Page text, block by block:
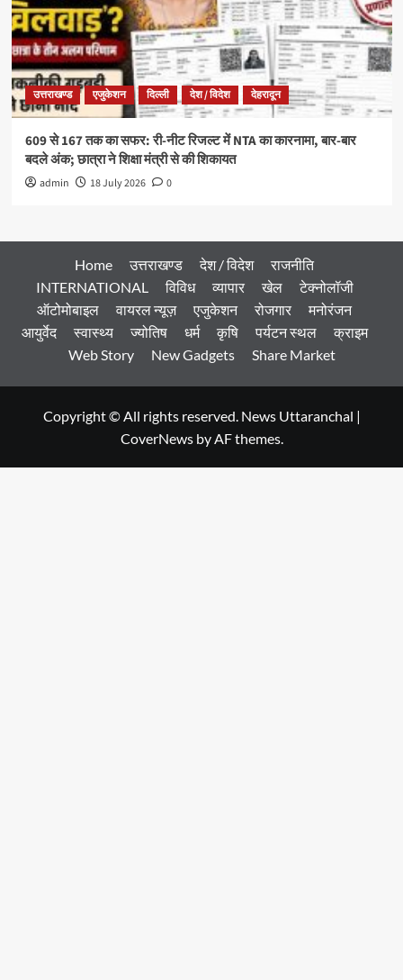
उत्तराखण्ड एजुकेशन दिल्ली देश / विदेश देहरादून
609 से 167 तक का सफर: री-नीट रिजल्ट में NTA का कारनामा, बार-बार
बदले अंक; छात्रा ने शिक्षा मंत्री से की शिकायत
admin 18 July 2026 0
Home उत्तराखण्ड देश / विदेश
राजनीति
INTERNATIONAL
विविध व्यापार खेल
टेक्नोलॉजी
ऑटोमोबाइल
वायरल न्यूज़ एजुकेशन रोजगार
मनोरंजन
आयुर्वेद
स्वास्थ्य ज्योतिष धर्म कृषि पर्यटन स्थल
क्राइम
Web Story
New Gadgets Share Market
Copyright © All rights reserved. News Uttaranchal |
CoverNewsby AF themes.